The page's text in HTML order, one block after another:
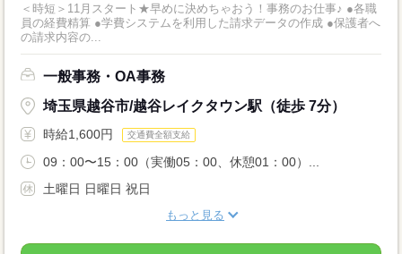
＜時短＞11月スタート★早めに決めちゃおう！事務のお仕事♪ ●各職
員の経費精算 ●学費システムを利用した請求データの作成 ●保護者へ
の請求内容の...
一般事務・OA事務
埼玉県越谷市/越谷レイクタウン駅（徒歩 7分）
時給1,600円 交通費全額支給
09：00〜15：00（実働05：00、休憩01：00）...
土曜日 日曜日 祝日
もっと見る